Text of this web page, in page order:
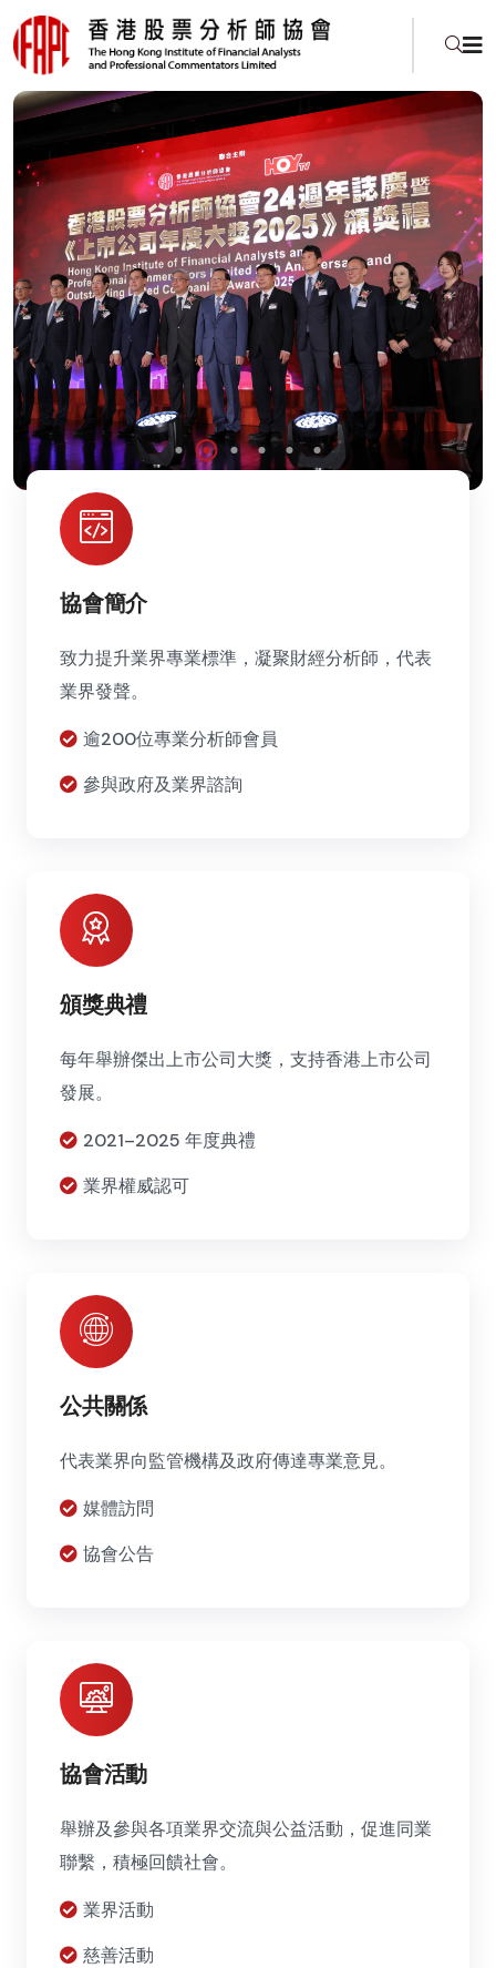
協會簡介
致力提升業界專業標準，凝聚財經分析師，代表
業界發聲。
逾200位專業分析師會員
參與政府及業界諮詢
頒獎典禮
每年舉辦傑出上市公司大獎，支持香港上市公司
發展。
2021–2025 年度典禮
業界權威認可
公共關係
代表業界向監管機構及政府傳達專業意見。
媒體訪問
協會公告
協會活動
舉辦及參與各項業界交流與公益活動，促進同業
聯繫，積極回饋社會。
業界活動
慈善活動